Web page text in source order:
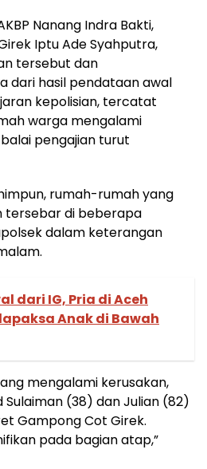
Nanang Indra Bakti,
Iptu Ade Syahputra,
tersebut dan
dari hasil pendataan awal
kepolisian, tercatat
warga mengalami
pengajian turut
rumah-rumah yang
tersebar di beberapa
dalam keterangan
dari IG, Pria di Aceh
Anak di Bawah
mengalami kerusakan,
(38) dan Julian (82)
Gampong Cot Girek.
pada bagian atap,”